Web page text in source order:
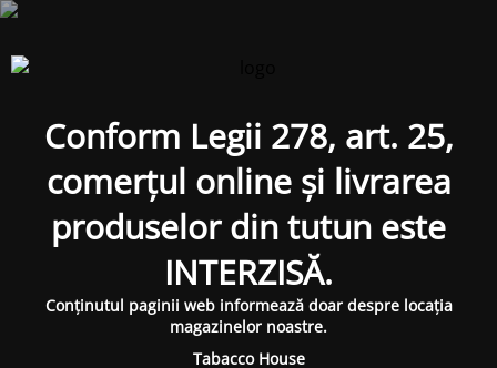
Conform Legii 278, art. 25,
comerțul online și livrarea
produselor din tutun este
INTERZISĂ.
Conținutul paginii web informează doar despre locația
magazinelor noastre.
Tabacco House